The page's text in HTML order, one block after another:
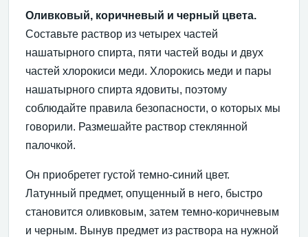
Оливковый, коричневый и черный цвета.
Составьте раствор из четырех частей
нашатырного спирта, пяти частей воды и двух
частей хлорокиси меди. Хлорокись меди и пары
нашатырного спирта ядовиты, поэтому
соблюдайте правила безопасности, о которых мы
говорили. Размешайте раствор стеклянной
палочкой.
Он приобретет густой темно-синий цвет.
Латунный предмет, опущенный в него, быстро
становится оливковым, затем темно-коричневым
и черным. Вынув предмет из раствора на нужной